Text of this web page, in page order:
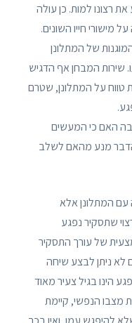
רצונו למות. כן עולה
מישורי חייו השונים.
של המתלונן
שירות המבחן אף הדגיש
טווח על המתלונן, שטרם
האם כי המעשים
הדבר מנע מהאם לשלב
עם המתלונן אלא
שתסקיר נפגע
של עורך התסקיר
ניתן לבצע שיחה
הינו בגיל צעיר מאוד
מצבו הנפשי, קיימת